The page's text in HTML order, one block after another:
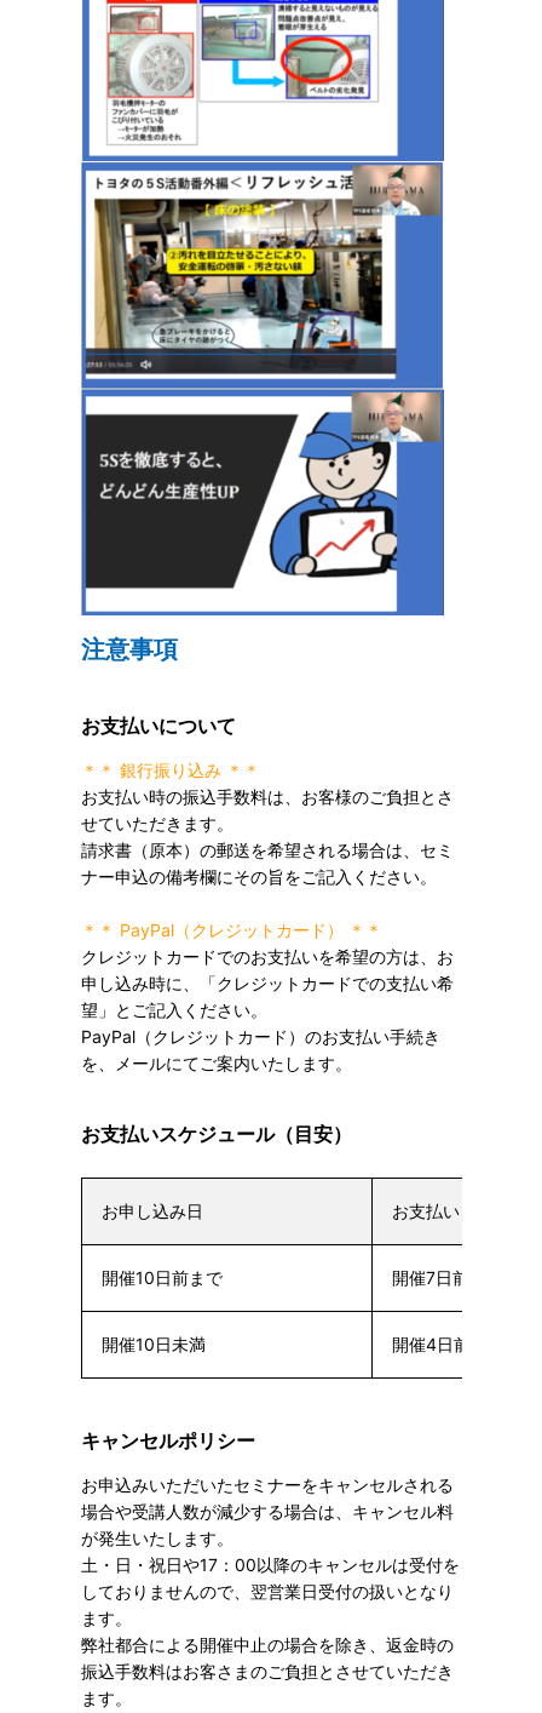
注意事項
お支払いについて
＊＊ 銀行振り込み ＊＊
お支払い時の振込手数料は、お客様のご負担とさ
せていただきます。
請求書（原本）の郵送を希望される場合は、セミ
ナー申込の備考欄にその旨をご記入ください。
＊＊ PayPal（クレジットカード） ＊＊
クレジットカードでのお支払いを希望の方は、お
申し込み時に、「クレジットカードでの支払い希
望」とご記入ください。
PayPal（クレジットカード）のお支払い手続き
を、メールにてご案内いたします。
お支払いスケジュール（目安）
お申し込み日 お支払い日
開催10日前まで 開催7日前まで
開催10日未満 開催4日前まで
キャンセルポリシー
お申込みいただいたセミナーをキャンセルされる
場合や受講人数が減少する場合は、キャンセル料
が発生いたします。
土・日・祝日や17：00以降のキャンセルは受付を
しておりませんので、翌営業日受付の扱いとなり
ます。
弊社都合による開催中止の場合を除き、返金時の
振込手数料はお客さまのご負担とさせていただき
ます。